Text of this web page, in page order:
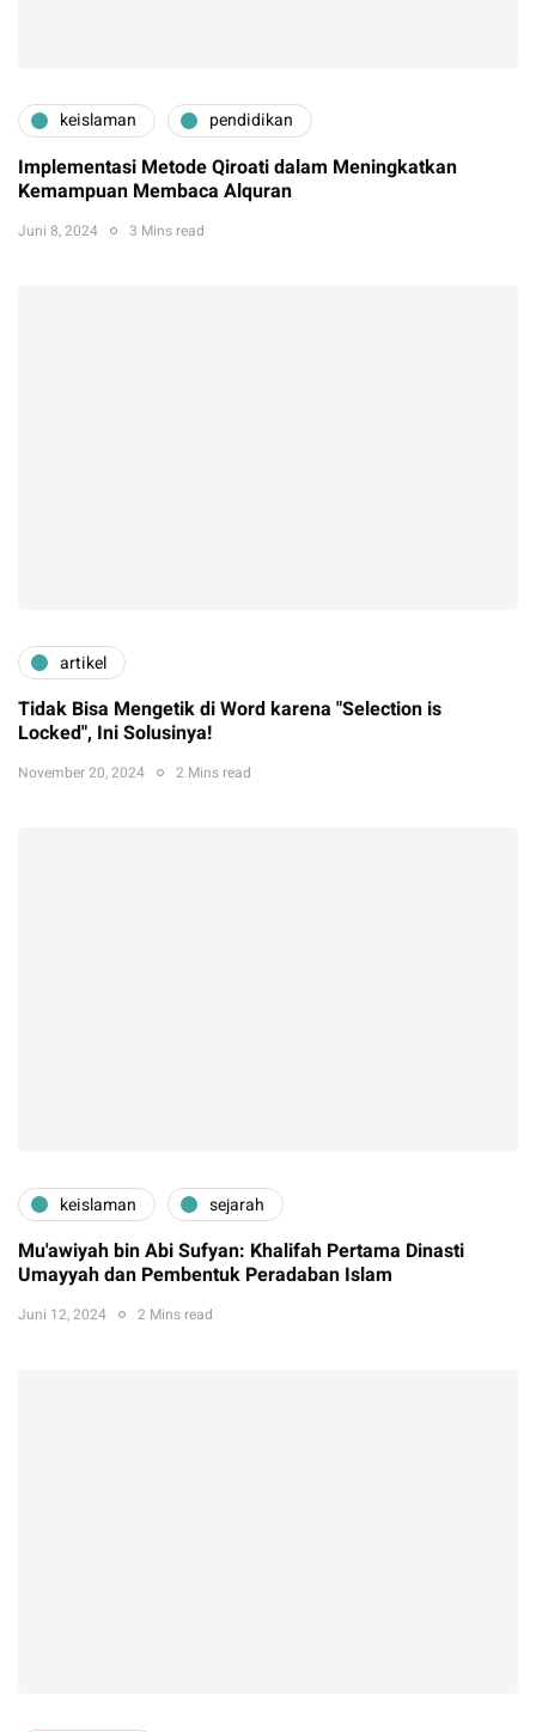
keislaman pendidikan
Implementasi Metode Qiroati dalam Meningkatkan
Kemampuan Membaca Alquran
Juni 8, 2024 3 Mins read
artikel
Tidak Bisa Mengetik di Word karena "Selection is
Locked", Ini Solusinya!
November 20, 2024 2 Mins read
keislaman sejarah
Mu'awiyah bin Abi Sufyan: Khalifah Pertama Dinasti
Umayyah dan Pembentuk Peradaban Islam
Juni 12, 2024 2 Mins read